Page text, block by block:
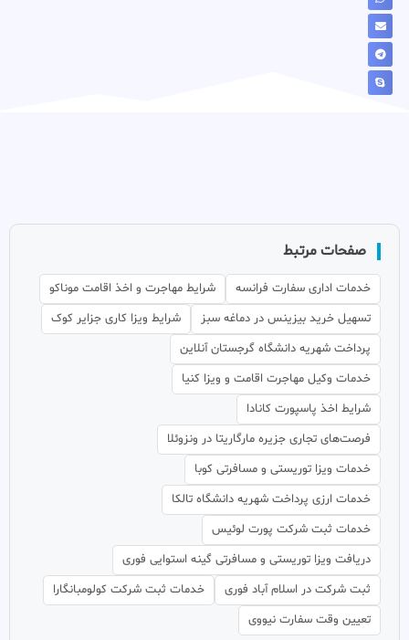
صفحات مرتبط
خدمات اداری سفارت فرانسه
شرایط مهاجرت و اخذ اقامت موناکو
تسهیل خرید بیزینس در دماغه سبز
شرایط ویزا کاری جزایر کوک
پرداخت شهریه دانشگاه گرجستان آنلاین
خدمات وکیل مهاجرت اقامت و ویزا کنیا
شرایط اخذ پاسپورت کانادا
فرصت‌های تجاری جزیره مارگاریتا در ونزوئلا
خدمات ویزا توریستی و مسافرتی کوبا
خدمات ارزی پرداخت شهریه دانشگاه تالکا
خدمات ثبت شرکت پورت لوئیس
دریافت ویزا توریستی و مسافرتی گینه استوایی فوری
ثبت شرکت در اسلام آباد فوری
خدمات ثبت شرکت کولومبانگارا
تعیین وقت سفارت نیووی